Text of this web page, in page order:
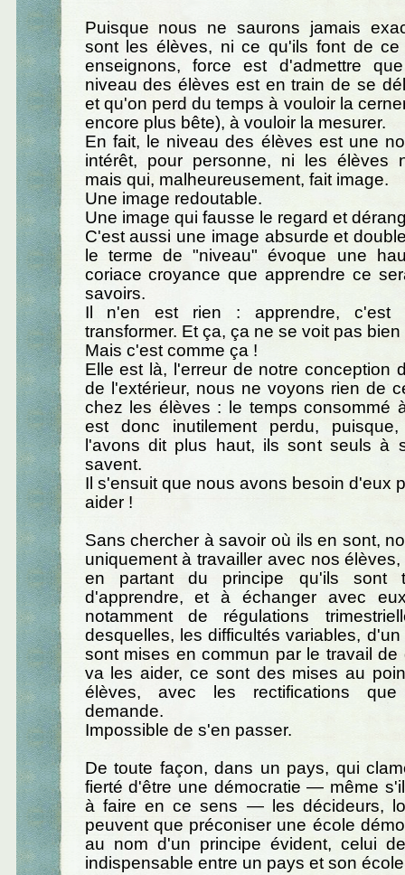
Puisque nous ne saurons jamais
sont les élèves, ni ce qu'ils font de
enseignons, force est d'admettre
niveau des élèves est en train de se
et qu'on perd du temps à vouloir la
encore plus bête), à vouloir la mesurer.
En fait, le niveau des élèves est une
intérêt, pour personne, ni les élèves
mais qui, malheureusement, fait image.
Une image redoutable.
Une image qui fausse le regard et
C'est aussi une image absurde et
le terme de "niveau" évoque une
coriace croyance que apprendre ce
savoirs.
Il n'en est rien : apprendre, c'est
transformer. Et ça, ça ne se voit pas
Mais c'est comme ça !
Elle est là, l'erreur de notre conception
de l'extérieur, nous ne voyons rien de
chez les élèves : le temps consommé
est donc inutilement perdu,
l'avons dit plus haut, ils sont seuls à
savent.
Il s'ensuit que nous avons besoin d'eux
aider !
Sans chercher à savoir où ils en sont,
uniquement à travailler avec nos
en partant du principe qu'ils sont
d'apprendre, et à échanger avec
notamment de régulations
desquelles, les difficultés variables,
sont mises en commun par le travail de
va les aider, ce sont des mises au
élèves, avec les rectifications
demande.
Impossible de s'en passer.
De toute façon, dans un pays, qui
fierté d'être une démocratie — même
à faire en ce sens — les décideurs,
peuvent que préconiser une école
au nom d'un principe évident, celui
indispensable entre un pays et son